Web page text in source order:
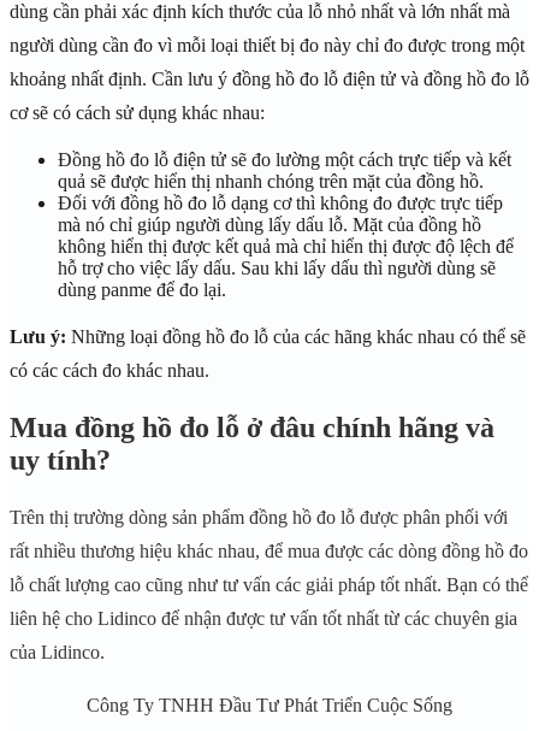
dùng cần phải xác định kích thước của lỗ nhỏ nhất và lớn nhất mà
người dùng cần đo vì mỗi loại thiết bị đo này chỉ đo được trong một
khoảng nhất định. Cần lưu ý đồng hồ đo lỗ điện tử và đồng hồ đo lỗ
cơ sẽ có cách sử dụng khác nhau:
Đồng hồ đo lỗ điện tử sẽ đo lường một cách trực tiếp và kết
quả sẽ được hiển thị nhanh chóng trên mặt của đồng hồ.
Đối với đồng hồ đo lỗ dạng cơ thì không đo được trực tiếp
mà nó chỉ giúp người dùng lấy dấu lỗ. Mặt của đồng hồ
không hiển thị được kết quả mà chỉ hiển thị được độ lệch để
hỗ trợ cho việc lấy dấu. Sau khi lấy dấu thì người dùng sẽ
dùng panme để đo lại.
Lưu ý: Những loại đồng hồ đo lỗ của các hãng khác nhau có thể sẽ
có các cách đo khác nhau.
Mua đồng hồ đo lỗ ở đâu chính hãng và
uy tính?
Trên thị trường dòng sản phẩm đồng hồ đo lỗ được phân phối với
rất nhiều thương hiệu khác nhau, để mua được các dòng đồng hồ đo
lỗ chất lượng cao cũng như tư vấn các giải pháp tốt nhất. Bạn có thể
liên hệ cho Lidinco để nhận được tư vấn tốt nhất từ các chuyên gia
của Lidinco.
Công Ty TNHH Đầu Tư Phát Triển Cuộc Sống